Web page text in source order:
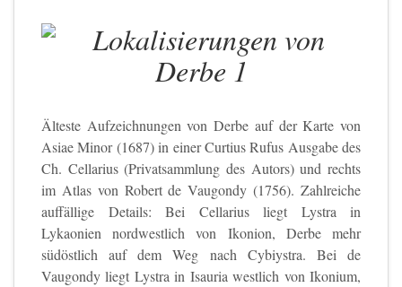
Älteste Aufzeichnungen von Derbe auf der Karte von
Asiae Minor (1687) in einer Curtius Rufus Ausgabe des
Ch. Cellarius (Privatsammlung des Autors) und rechts
im Atlas von Robert de Vaugondy (1756). Zahlreiche
auffällige Details: Bei Cellarius liegt Lystra in
Lykaonien nordwestlich von Ikonion, Derbe mehr
südöstlich auf dem Weg nach Cybiystra. Bei de
Vaugondy liegt Lystra in Isauria westlich von Ikonium,